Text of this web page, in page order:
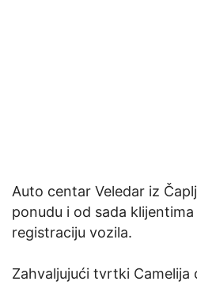
Auto centar Veledar iz
ponudu i od sada
registraciju vozila.
Zahvaljujući tvrtki Camelija